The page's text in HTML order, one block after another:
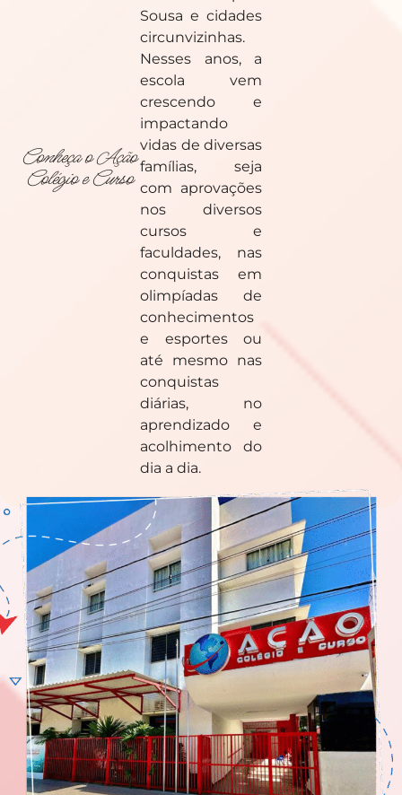
Conheça o Ação
Colégio e Curso
Sousa e cidades
circunvizinhas.
Nesses anos, a
escola vem
crescendo e
impactando
vidas de diversas
famílias, seja
com aprovações
nos diversos
cursos e
faculdades, nas
conquistas em
olimpíadas de
conhecimentos
e esportes ou
até mesmo nas
conquistas
diárias, no
aprendizado e
acolhimento do
dia a dia.